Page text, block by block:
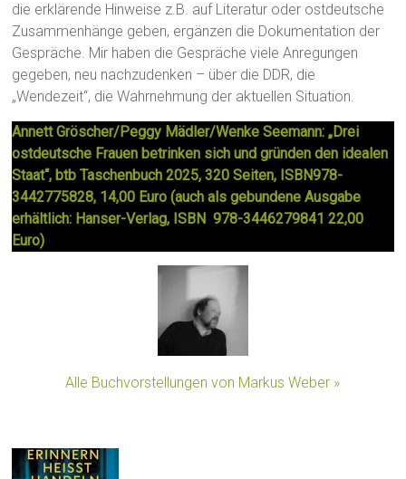
die erklärende Hinweise z.B. auf Literatur oder ostdeutsche
Zusammenhänge geben, ergänzen die Dokumentation der
Gespräche. Mir haben die Gespräche viele Anregungen
gegeben, neu nachzudenken – über die DDR, die
„Wendezeit“, die Wahrnehmung der aktuellen Situation.
Annett Gröscher/Peggy Mädler/Wenke Seemann: „Drei
ostdeutsche Frauen betrinken sich und gründen den idealen
Staat“, btb Taschenbuch 2025, 320 Seiten, ISBN978-
3442775828, 14,00 Euro (auch als gebundene Ausgabe
erhältlich: Hanser-Verlag, ISBN 978-3446279841 22,00
Euro)
Alle Buchvorstellungen von Markus Weber »